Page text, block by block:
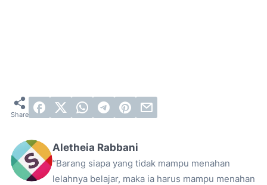
Aletheia Rabbani
“Barang siapa yang tidak mampu menahan
lelahnya belajar, maka ia harus mampu menahan